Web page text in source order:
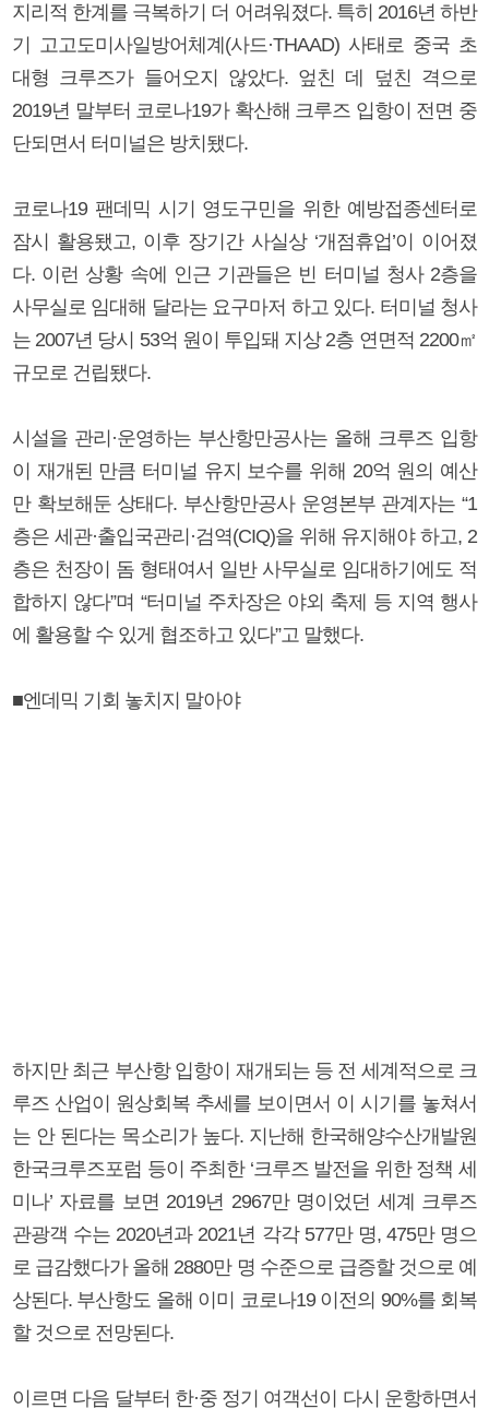
지리적 한계를 극복하기 더 어려워졌다. 특히 2016년 하반
기 고고도미사일방어체계(사드·THAAD) 사태로 중국 초
대형 크루즈가 들어오지 않았다. 엎친 데 덮친 격으로
2019년 말부터 코로나19가 확산해 크루즈 입항이 전면 중
단되면서 터미널은 방치됐다.
코로나19 팬데믹 시기 영도구민을 위한 예방접종센터로
잠시 활용됐고, 이후 장기간 사실상 ‘개점휴업’이 이어졌
다. 이런 상황 속에 인근 기관들은 빈 터미널 청사 2층을
사무실로 임대해 달라는 요구마저 하고 있다. 터미널 청사
는 2007년 당시 53억 원이 투입돼 지상 2층 연면적 2200㎡
규모로 건립됐다.
시설을 관리·운영하는 부산항만공사는 올해 크루즈 입항
이 재개된 만큼 터미널 유지 보수를 위해 20억 원의 예산
만 확보해둔 상태다. 부산항만공사 운영본부 관계자는 “1
층은 세관·출입국관리·검역(CIQ)을 위해 유지해야 하고, 2
층은 천장이 돔 형태여서 일반 사무실로 임대하기에도 적
합하지 않다”며 “터미널 주차장은 야외 축제 등 지역 행사
에 활용할 수 있게 협조하고 있다”고 말했다.
■엔데믹 기회 놓치지 말아야
하지만 최근 부산항 입항이 재개되는 등 전 세계적으로 크
루즈 산업이 원상회복 추세를 보이면서 이 시기를 놓쳐서
는 안 된다는 목소리가 높다. 지난해 한국해양수산개발원
한국크루즈포럼 등이 주최한 ‘크루즈 발전을 위한 정책 세
미나’ 자료를 보면 2019년 2967만 명이었던 세계 크루즈
관광객 수는 2020년과 2021년 각각 577만 명, 475만 명으
로 급감했다가 올해 2880만 명 수준으로 급증할 것으로 예
상된다. 부산항도 올해 이미 코로나19 이전의 90%를 회복
할 것으로 전망된다.
이르면 다음 달부터 한·중 정기 여객선이 다시 운항하면서